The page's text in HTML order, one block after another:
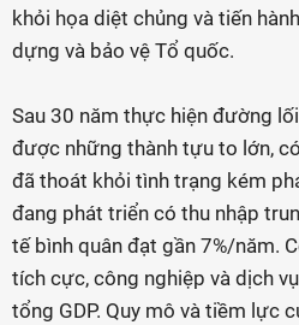
khỏi họa diệt chủng và tiến
dựng và bảo vệ Tổ quốc.
Sau 30 năm thực hiện đường
được những thành tựu to lớn,
đã thoát khỏi tình trạng kém
đang phát triển có thu nhập
tế bình quân đạt gần 7%/năm.
tích cực, công nghiệp và dịch
tổng GDP. Quy mô và tiềm lực